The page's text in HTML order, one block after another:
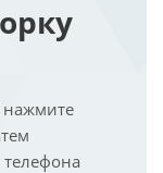
нажмите